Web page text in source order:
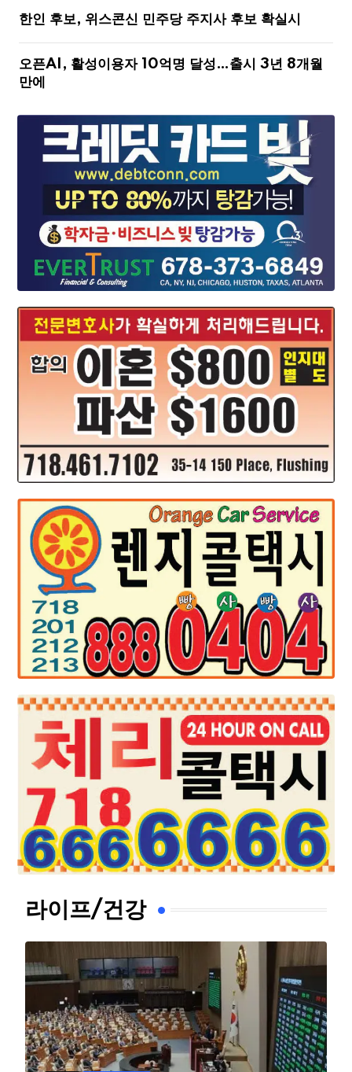
한인 후보, 위스콘신 민주당 주지사 후보 확실시
오픈AI, 활성이용자 10억명 달성…출시 3년 8개월
만에
라이프/건강